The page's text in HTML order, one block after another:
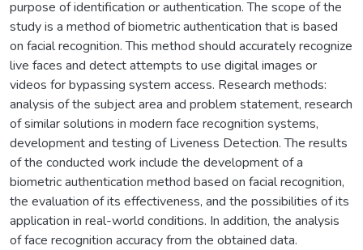
purpose of identification or authentication. The scope of the
study is a method of biometric authentication that is based
on facial recognition. This method should accurately recognize
live faces and detect attempts to use digital images or
videos for bypassing system access. Research methods:
analysis of the subject area and problem statement, research
of similar solutions in modern face recognition systems,
development and testing of Liveness Detection. The results
of the conducted work include the development of a
biometric authentication method based on facial recognition,
the evaluation of its effectiveness, and the possibilities of its
application in real-world conditions. In addition, the analysis
of face recognition accuracy from the obtained data.